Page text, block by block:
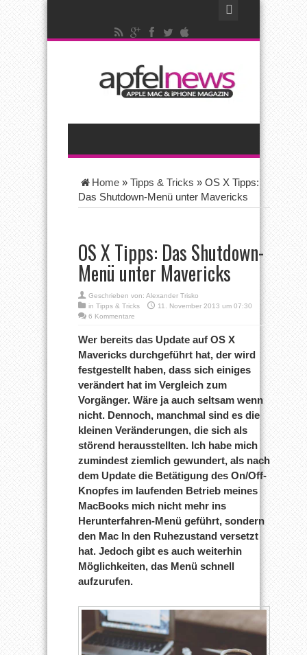
Home » Tipps & Tricks » OS X Tipps:
Das Shutdown-Menü unter Mavericks
OS X Tipps: Das Shutdown-
Menü unter Mavericks
Geschrieben von: Alexander Trisko
in Tipps & Tricks
11. November 2013 um 07:30
6 Kommentare
Wer bereits das Update auf OS X
Mavericks durchgeführt hat, der wird
festgestellt haben, dass sich einiges
verändert hat im Vergleich zum
Vorgänger. Wäre ja auch seltsam wenn
nicht. Dennoch, manchmal sind es die
kleinen Veränderungen, die sich als
störend herausstellten. Ich habe mich
zumindest ziemlich gewundert, als nach
dem Update die Betätigung des On/Off-
Knopfes im laufenden Betrieb meines
MacBooks mich nicht mehr ins
Herunterfahren-Menü geführt, sondern
den Mac In den Ruhezustand versetzt
hat. Jedoch gibt es auch weiterhin
Möglichkeiten, das Menü schnell
aufzurufen.